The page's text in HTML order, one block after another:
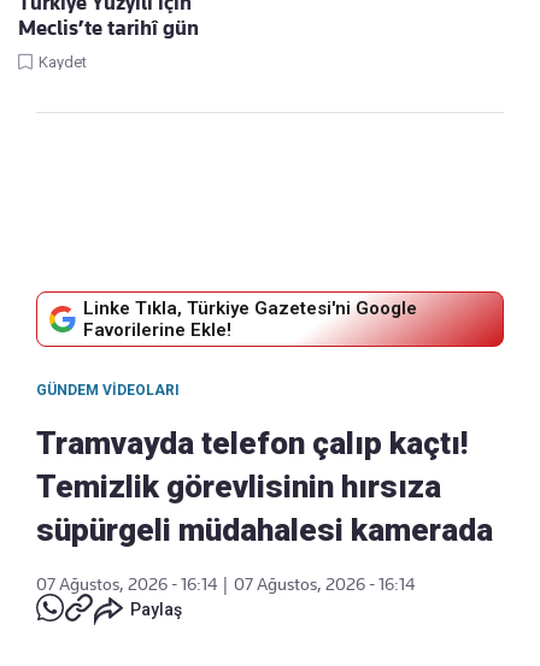
Meclis’te tarihî gün
Kaydet
Linke Tıkla, Türkiye Gazetesi'ni Google
Favorilerine Ekle!
GÜNDEM VIDEOLARI
Tramvayda telefon çalıp kaçtı!
Temizlik görevlisinin hırsıza
süpürgeli müdahalesi kamerada
07 Ağustos, 2026 - 16:14
07 Ağustos, 2026 - 16:14
Paylaş